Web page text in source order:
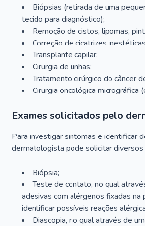
Biópsias (retirada de uma
tecido para diagnóstico);
Remoção de cistos, lipomas,
Correção de cicatrizes
Transplante capilar;
Cirurgia de unhas;
Tratamento cirúrgico do câncer
Cirurgia oncológica micrográfica
Exames solicitados pelo
Para investigar sintomas e identificar
dermatologista pode solicitar diversos
Biópsia;
Teste de contato, no qual
adesivas com alérgenos fixadas na
identificar possíveis reações
Diascopia, no qual através de